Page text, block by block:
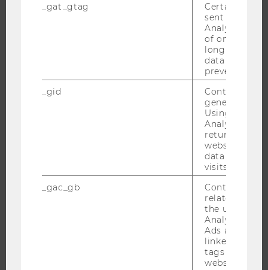
ANGEBOTE FÜR SCHULEN UND STUDIENINTERESSIERTE
_gat_gtag
Certain data
sent to
Analytics a
of once per
long as it is
data
prevented.
_gid
Contains a
generated
Using this
Analytics can
returning
website and
data from
visits.
_gac_gb
Contains
related
the user. If
Analytics and
Ads accounts
linked, the
tags on the
website read